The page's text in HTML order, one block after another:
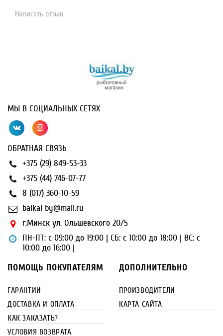
Написать отзыв
МЫ В СОЦИАЛЬНЫХ СЕТЯХ
ОБРАТНАЯ СВЯЗЬ
+375 (29) 849-53-33
+375 (44) 746-07-77
8 (017) 360-10-59
baikal_by@mail.ru
г.Минск ул. Ольшевского 20/5
ПН-ПТ: с 09:00 до 19:00 | СБ: с 10:00 до 18:00 | ВС: с
10:00 до 16:00 |
ПОМОЩЬ ПОКУПАТЕЛЯМ
ГАРАНТИИ
ДОСТАВКА И ОПЛАТА
КАК ЗАКАЗАТЬ?
УСЛОВИЯ ВОЗВРАТА
ДОПОЛНИТЕЛЬНО
ПРОИЗВОДИТЕЛИ
КАРТА САЙТА